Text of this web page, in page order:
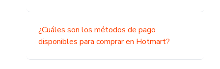
¿Cuáles son los métodos de pago
disponibles para comprar en Hotmart?